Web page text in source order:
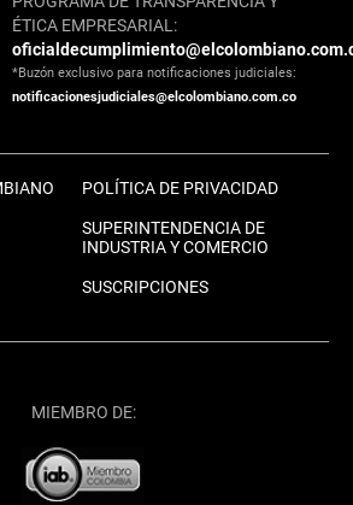
ÉTICA EMPRESARIAL:
*Buzón exclusivo para notificaciones judiciales:
notificacionesjudiciales@elcolombiano.com.co
POLÍTICA DE PRIVACIDAD
SUPERINTENDENCIA DE
INDUSTRIA Y COMERCIO
SUSCRIPCIONES
MIEMBRO DE: